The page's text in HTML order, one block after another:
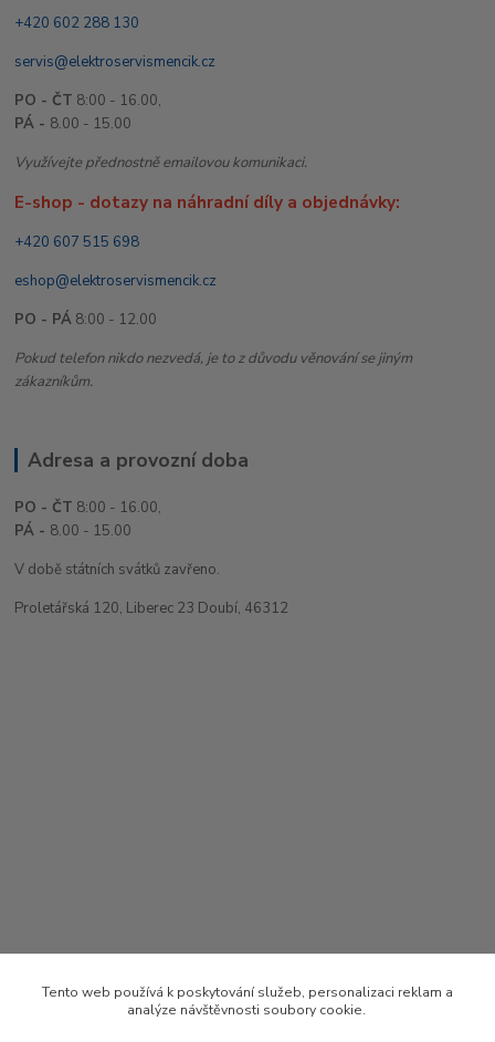
+420 602 288 130
servis@elektroservismencik.cz
PO - ČT 8:00 - 16.00,
PÁ - 8.00 - 15.00
Využívejte přednostně emailovou komunikaci.
E-shop - dotazy na náhradní díly a objednávky:
+420 607 515 698
eshop@elektroservismencik.cz
PO - PÁ 8:00 - 12.00
Pokud telefon nikdo nezvedá, je to z důvodu věnování se jiným
zákazníkům.
Adresa a provozní doba
PO - ČT 8:00 - 16.00,
PÁ - 8.00 - 15.00
V době státních svátků zavřeno.
Proletářská 120, Liberec 23 Doubí, 46312
Tento web používá k poskytování služeb, personalizaci reklam a
analýze návštěvnosti soubory cookie.